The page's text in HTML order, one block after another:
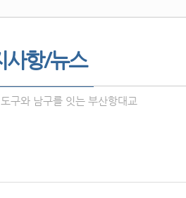
사항/뉴스
구와 남구를 잇는 부산항대교